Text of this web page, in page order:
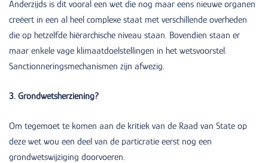
Anderzijds is dit vooral een wet die nog maar eens nieuwe organen
creëert in een al heel complexe staat met verschillende overheden
die op hetzelfde hiërarchische niveau staan. Bovendien staan er
maar enkele vage klimaatdoelstellingen in het wetsvoorstel.
Sanctionneringsmechanismen zijn afwezig.
3. Grondwetsherziening?
Om tegemoet te komen aan de kritiek van de Raad van State op
deze wet wou een deel van de particratie eerst nog een
grondwetswijziging doorvoeren.